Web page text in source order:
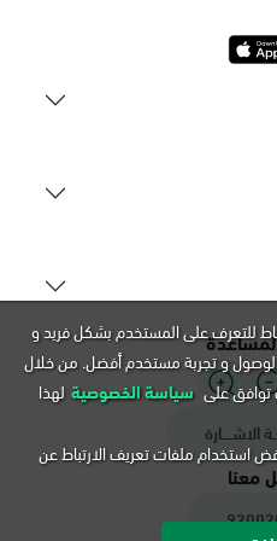
شارع أبو بكر
الدمام, فرع موبايلي-91 مقابل شركة
الدمام, فرع موبايلي-42 شارع أمام
الاشــــارة
معنا
للتعرف على المستخدم بشكل فريد و
و تجربة مستخدم أفضل. من خلال
توافق على سياسة الخصوصية لهذا
استخدام ملفات تعريف الارتباط عن